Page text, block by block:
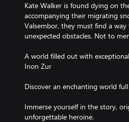
Kate Walker is found dying on
accompanying their migrating
Valsembor, they must find a
unexpected obstacles. Not to
A world filled out with
Inon Zur
Discover an enchanting world
Immerse yourself in the story,
unforgettable heroine.